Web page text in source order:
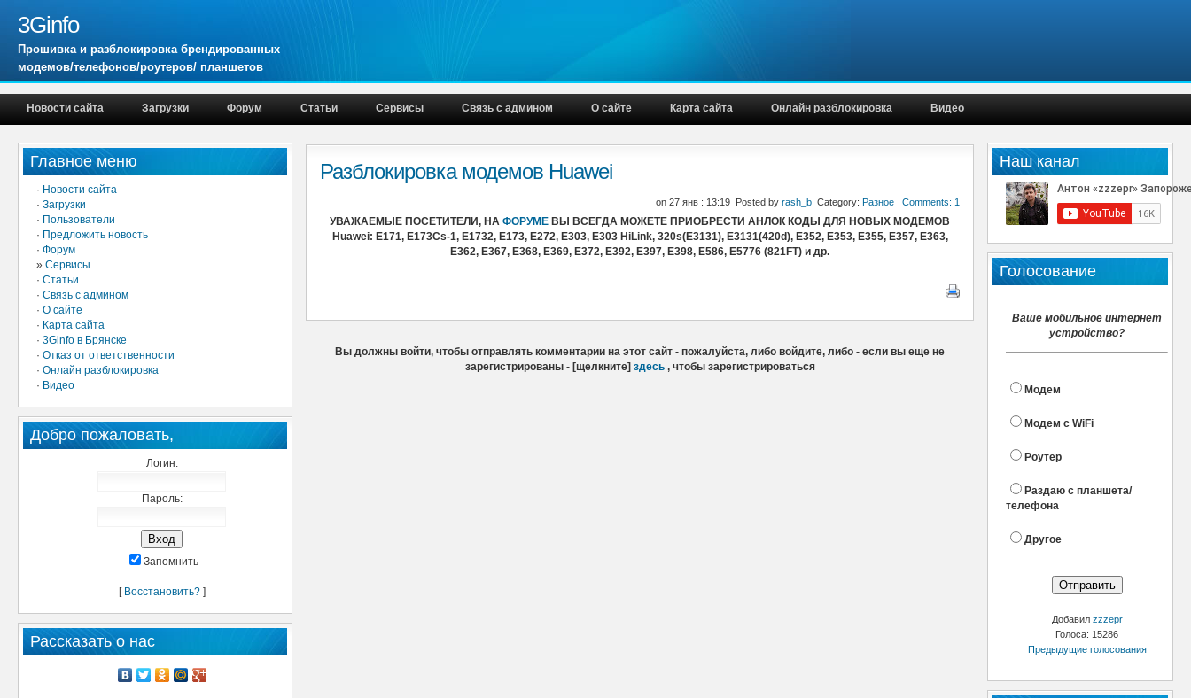
3Ginfo
Прошивка и разблокировка брендированных
модемов/телефонов/роутеров/ планшетов
Новости сайта Загрузки Форум Статьи Сервисы Связь с админом О сайте Карта сайта Онлайн разблокировка Видео
Наш канал
Голосование
Ваше мобильное интернет
устройство?
Модем
Модем с WiFi
Роутер
Раздаю с планшета/
телефона
Другое
Добавил zzzepr
Голоса: 15286
Предыдущие голосования
Главное меню
· Новости сайта
· Загрузки
· Пользователи
· Предложить новость
· Форум
» Сервисы
· Статьи
· Связь с админом
· О сайте
· Карта сайта
· 3Ginfo в Брянске
· Отказ от ответственности
· Онлайн разблокировка
· Видео
Добро пожаловать,
Логин:
Пароль:
Запомнить
[ Восстановить?]
Рассказать о нас
Разблокировка модемов Huawei
on 27 янв : 13:19 Posted by rash_b Category: Разное Comments: 1
УВАЖАЕМЫЕ ПОСЕТИТЕЛИ, НА ФОРУМЕ ВЫ ВСЕГДА МОЖЕТЕ ПРИОБРЕСТИ АНЛОК КОДЫ ДЛЯ НОВЫХ МОДЕМОВ
Huawei: E171, E173Cs-1, E1732, E173, E272, E303, E303 HiLink, 320s(E3131), E3131(420d), E352, E353, E355, E357, E363,
E362, E367, E368, E369, E372, E392, E397, E398, E586, E5776 (821FT) и др.
Вы должны войти, чтобы отправлять комментарии на этот сайт - пожалуйста, либо войдите, либо - если вы еще не
зарегистрированы - [щелкните] здесь, чтобы зарегистрироваться